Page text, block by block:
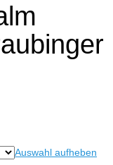
Auswahl aufheben